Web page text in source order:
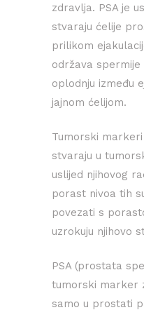
zdravlja. PSA je
stvaraju ćelije
prilikom
održava
oplodnju između
jajnom ćelijom.
Tumorski
stvaraju u
uslijed njihovog
porast nivoa tih
povezati s
uzrokuju njihovo
PSA (prostata
tumorski marker
samo u prostati